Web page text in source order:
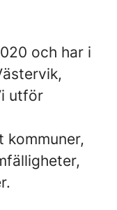
och har i
utför
kommuner,